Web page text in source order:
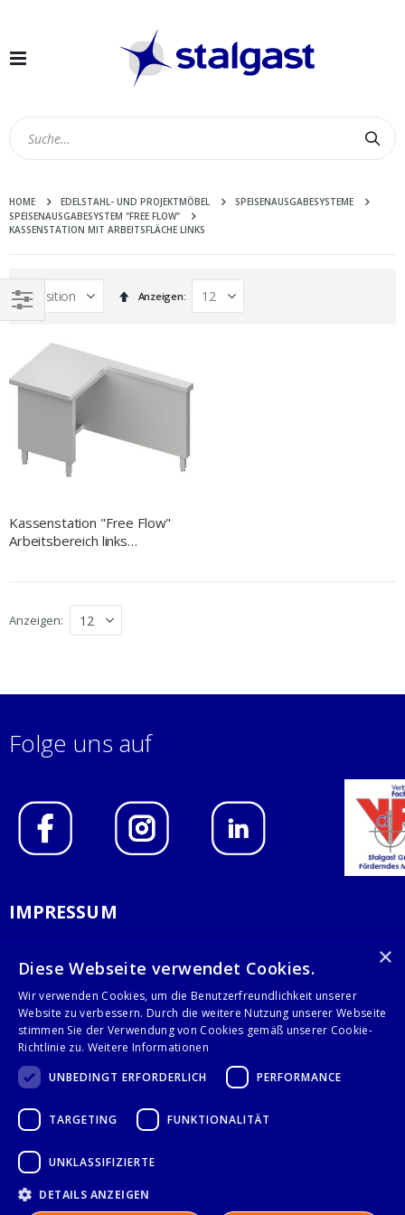
Navigation
HOME EDELSTAHL- UND PROJEKTMÖBEL
SPEISENAUSGABESYSTEME
SPEISENAUSGABESYSTEM "FREE FLOW"
KASSENSTATION MIT ARBEITSFLÄCHE LINKS
In
absteigender
Anzeigen
Kassenstation "Free Flow"
Arbeitsbereich links
Granitabdeckung "Standard
Anzeigen
EINKAUFEN
NACH
Folge uns auf
IMPRESSUM
AGB
KONTAKT
Stalgast GmbH
28359 Bremen
+49 421 408844-0
×
Diese Webseite verwendet Cookies.
Wir verwenden Cookies, um die Benutzerfreundlichkeit unserer
Website zu verbessern. Durch die weitere Nutzung unserer Webseite
stimmen Sie der Verwendung von Cookies gemäß unserer Cookie-
Richtlinie zu. Weitere Informationen
UNBEDINGT ERFORDERLICH
PERFORMANCE
TARGETING FUNKTIONALITÄT
UNKLASSIFIZIERTE
DETAILS ANZEIGEN